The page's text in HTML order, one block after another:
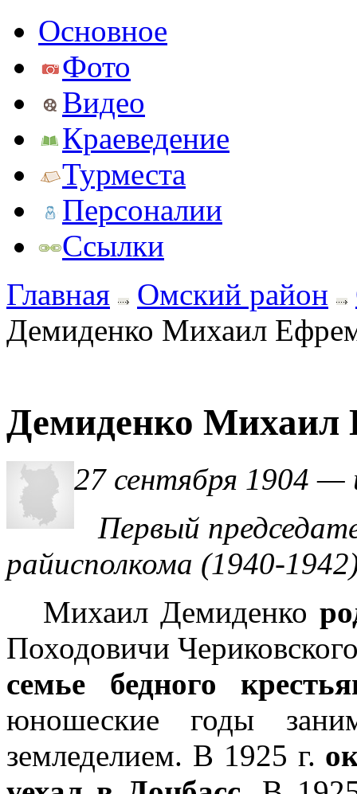
Основное
Фото
Видео
Краеведение
Турместа
Персоналии
Ссылки
Главная
Омский район
Демиденко Михаил
Демиденко Михаил
27 сентября 1904 —
Первый
райисполкома (1940-
Михаил Демиденко
Походовичи
семье бедного
юношеские годы
земледелием. В 1925 г.